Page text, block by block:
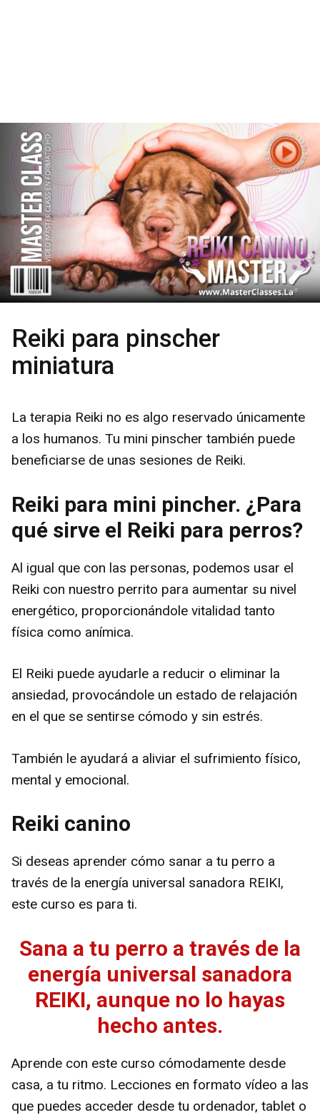
Reiki para pinscher
miniatura
La terapia Reiki no es algo reservado únicamente
a los humanos. Tu mini pinscher también puede
beneficiarse de unas sesiones de Reiki.
Reiki para mini pincher. ¿Para
qué sirve el Reiki para perros?
Al igual que con las personas, podemos usar el
Reiki con nuestro perrito para aumentar su nivel
energético, proporcionándole vitalidad tanto
física como anímica.
El Reiki puede ayudarle a reducir o eliminar la
ansiedad, provocándole un estado de relajación
en el que se sentirse cómodo y sin estrés.
También le ayudará a aliviar el sufrimiento físico,
mental y emocional.
Reiki canino
Si deseas aprender cómo sanar a tu perro a
través de la energía universal sanadora REIKI,
este curso es para ti.
Sana a tu perro a través de la
energía universal sanadora
REIKI, aunque no lo hayas
hecho antes.
Aprende con este curso cómodamente desde
casa, a tu ritmo. Lecciones en formato vídeo a las
que puedes acceder desde tu ordenador, tablet o